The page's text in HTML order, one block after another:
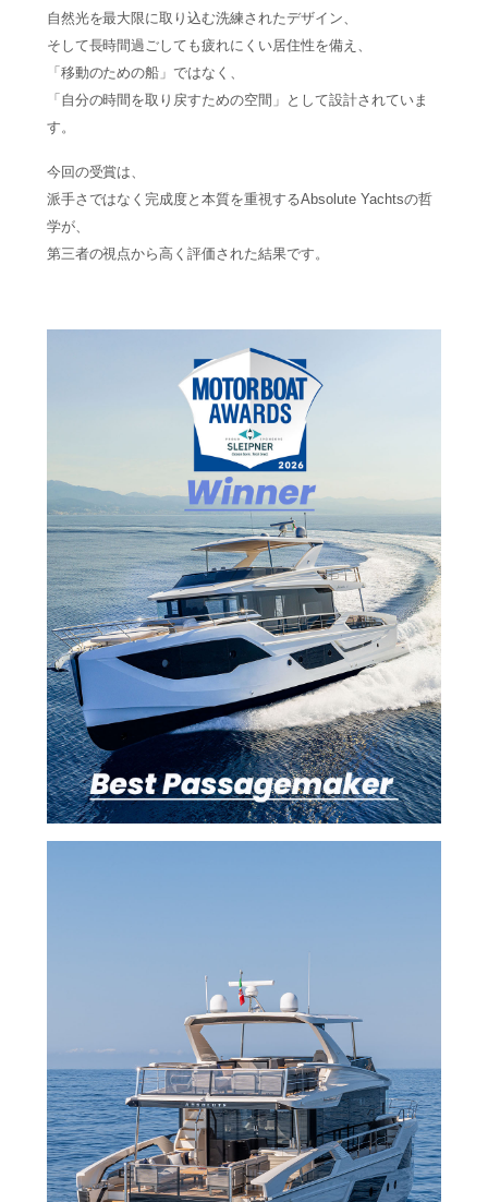
自然光を最大限に取り込む洗練されたデザイン、
そして長時間過ごしても疲れにくい居住性を備え、
「移動のための船」ではなく、
「自分の時間を取り戻すための空間」として設計されていま
す。
今回の受賞は、
派手さではなく完成度と本質を重視するAbsolute Yachtsの哲
学が、
第三者の視点から高く評価された結果です。